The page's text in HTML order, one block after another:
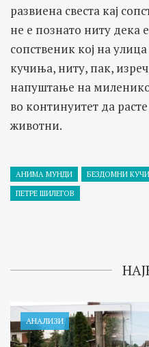
развиена свеста кај
не е познато ниту дека
сопственик кој на
кучиња, ниту, пак,
напуштање на
во континуитет да
животни.
АНИМА МУНДИ БЕЗДОМНИ
ПЕТРЕ ШИЛЕГОВ
АНАЛИЗИ